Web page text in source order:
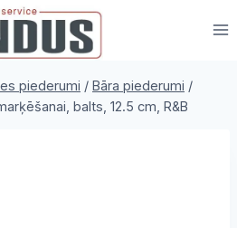
piederumi / Bāra piederumi /
balts, 12.5 cm, R&B